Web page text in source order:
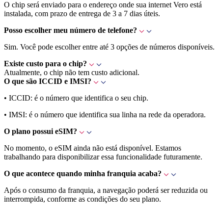
O chip será enviado para o endereço onde sua internet Vero está
instalada, com prazo de entrega de 3 a 7 dias úteis.
Posso escolher meu número de telefone?
Sim. Você pode escolher entre até 3 opções de números disponíveis.
Existe custo para o chip?
Atualmente, o chip não tem custo adicional.
O que são ICCID e IMSI?
• ICCID: é o número que identifica o seu chip.
• IMSI: é o número que identifica sua linha na rede da operadora.
O plano possui eSIM?
No momento, o eSIM ainda não está disponível. Estamos
trabalhando para disponibilizar essa funcionalidade futuramente.
O que acontece quando minha franquia acaba?
Após o consumo da franquia, a navegação poderá ser reduzida ou
interrompida, conforme as condições do seu plano.